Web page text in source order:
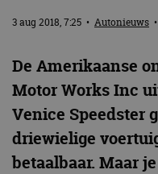
3 aug 2018, 7:25 • Autonieuws
De Amerikaanse
Motor Works Inc
Venice Speedster
driewielige
betaalbaar. Maar